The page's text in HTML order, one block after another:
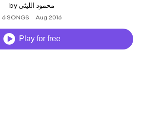
by محمود الليثى
6 SONGS Aug 2016
Play for free